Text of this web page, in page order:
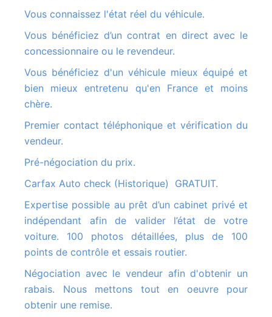
Vous connaissez l'état réel du véhicule.
Vous bénéficiez d’un contrat en direct avec le
concessionnaire ou le revendeur.
Vous bénéficiez d'un véhicule mieux équipé et
bien mieux entretenu qu'en France et moins
chère.
Premier contact téléphonique et vérification du
vendeur.
Pré-négociation du prix.
Carfax Auto check (Historique) GRATUIT.
Expertise possible au prêt d’un cabinet privé et
indépendant afin de valider l’état de votre
voiture. 100 photos détaillées, plus de 100
points de contrôle et essais routier.
Négociation avec le vendeur afin d'obtenir un
rabais. Nous mettons tout en oeuvre pour
obtenir une remise.